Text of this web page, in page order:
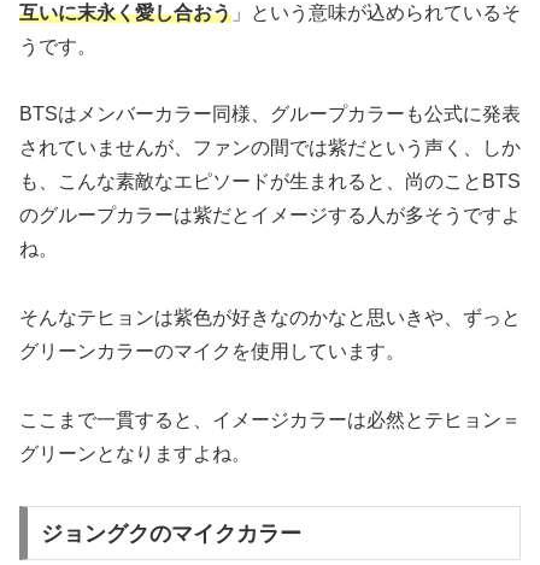
互いに末永く愛し合おう 」という意味が込められているそ
うです。
BTSはメンバーカラー同様、グループカラーも公式に発表
されていませんが、ファンの間では紫だという声く、しか
も、こんな素敵なエピソードが生まれると、尚のことBTS
のグループカラーは紫だとイメージする人が多そうですよ
ね。
そんなテヒョンは紫色が好きなのかなと思いきや、ずっと
グリーンカラーのマイクを使用しています。
ここまで一貫すると、イメージカラーは必然とテヒョン＝
グリーンとなりますよね。
ジョングクのマイクカラー